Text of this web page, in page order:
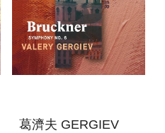
葛濟夫 GERGIEV